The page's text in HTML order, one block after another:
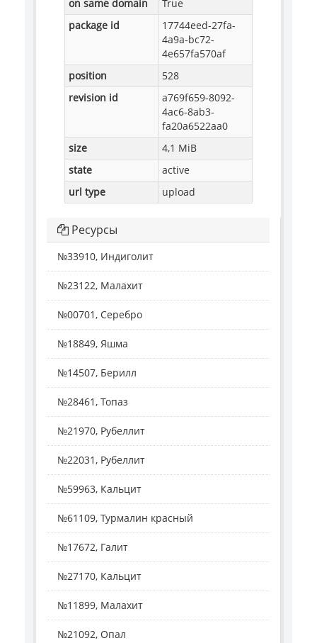
on same domain
True
package id
17744eed-27fa-
4a9a-bc72-
4e657fa570af
position
528
revision id
a769f659-8092-
4ac6-8ab3-
fa20a6522aa0
size
4,1 MiB
state
active
url type
upload
Ресурсы
№33910, Индиголит
№23122, Малахит
№00701, Серебро
№18849, Яшма
№14507, Берилл
№28461, Топаз
№21970, Рубеллит
№22031, Рубеллит
№59963, Кальцит
№61109, Турмалин красный
№17672, Галит
№27170, Кальцит
№11899, Малахит
№21092, Опал